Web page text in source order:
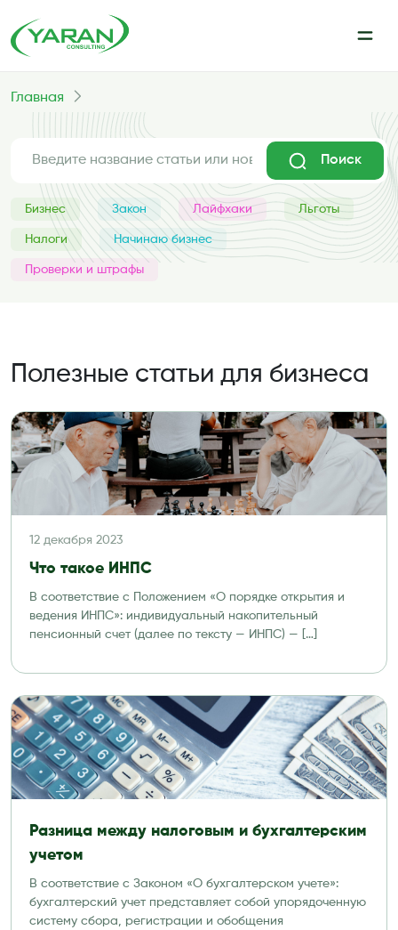
Главная
Поиск
Бизнес Закон Лайфхаки Льготы
Налоги Начинаю бизнес
Проверки и штрафы
Полезные статьи для бизнеса
12 декабря 2023
Что такое ИНПС
В соответствие с Положением «О порядке открытия и
ведения ИНПС»: индивидуальный накопительный
пенсионный счет (далее по тексту — ИНПС) — […]
Разница между налоговым и бухгалтерским
учетом
В соответствие с Законом «О бухгалтерском учете»:
бухгалтерский учет представляет собой упорядоченную
систему сбора, регистрации и обобщения